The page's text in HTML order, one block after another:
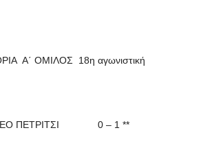
Α΄ ΟΜΙΛΟΣ 18η αγωνιστική
ΝΕΟ ΠΕΤΡΙΤΣΙ 0 – 1 **